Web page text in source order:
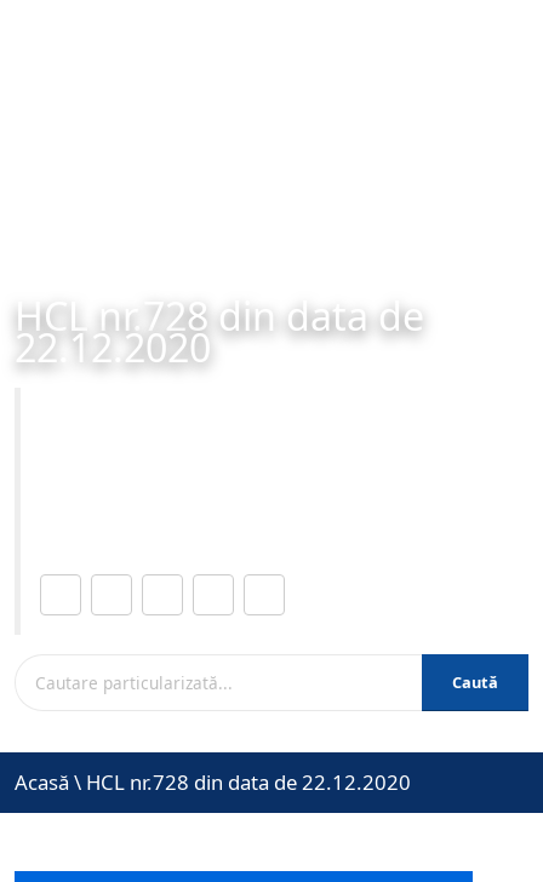
HCL nr.728 din data de
22.12.2020
Caută
Acasă \ HCL nr.728 din data de 22.12.2020